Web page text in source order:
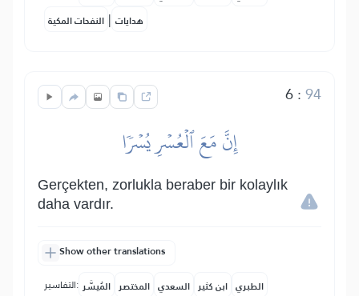
النفحات المكية | هدايات
6:94
إِنَّ مَعَ ٱلۡعُسۡرِ يُسۡرٗا
Gerçekten, zorlukla beraber bir kolaylık
daha vardır.
Show other translations
التفاسير: المُيسَّر المختصر السعدي ابن كثير الطبري